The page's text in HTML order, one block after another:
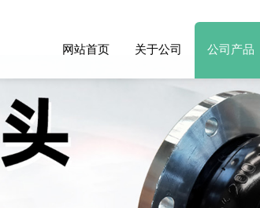
网站首页 关于公司 公司产品